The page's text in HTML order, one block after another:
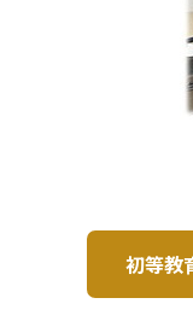
初等教